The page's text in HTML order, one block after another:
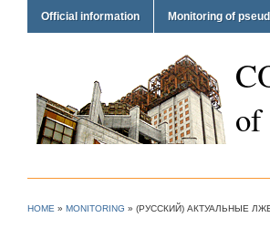
Official information Monitoring of
of
HOME » MONITORING » (РУССКИЙ) АКТУАЛЬНЫЕ